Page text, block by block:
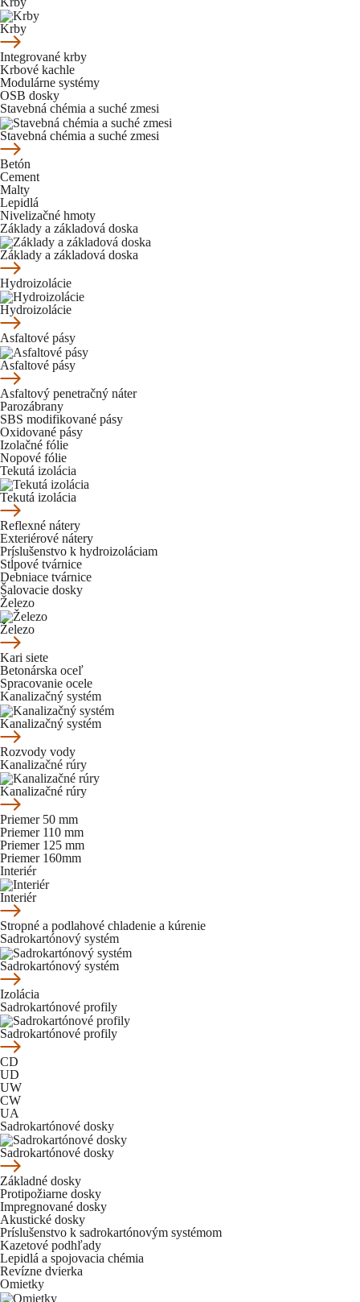
Krby
Integrované krby
Krbové kachle
Modulárne systémy
OSB dosky
Stavebná chémia a suché zmesi
Stavebná chémia a suché zmesi
Betón
Cement
Malty
Lepidlá
Nivelizačné hmoty
Základy a základová doska
Základy a základová doska
Hydroizolácie
Hydroizolácie
Asfaltové pásy
Asfaltové pásy
Asfaltový penetračný náter
Parozábrany
SBS modifikované pásy
Oxidované pásy
Izolačné fólie
Nopové fólie
Tekutá izolácia
Tekutá izolácia
Reflexné nátery
Exteriérové nátery
Príslušenstvo k hydroizoláciam
Stĺpové tvárnice
Debniace tvárnice
Šalovacie dosky
Železo
Železo
Kari siete
Betonárska oceľ
Spracovanie ocele
Kanalizačný systém
Kanalizačný systém
Rozvody vody
Kanalizačné rúry
Kanalizačné rúry
Priemer 50 mm
Priemer 110 mm
Priemer 125 mm
Priemer 160mm
Interiér
Interiér
Stropné a podlahové chladenie a kúrenie
Sadrokartónový systém
Sadrokartónový systém
Izolácia
Sadrokartónové profily
Sadrokartónové profily
CD
UD
UW
CW
UA
Sadrokartónové dosky
Sadrokartónové dosky
Základné dosky
Protipožiarne dosky
Impregnované dosky
Akustické dosky
Príslušenstvo k sadrokartónovým systémom
Kazetové podhľady
Lepidlá a spojovacia chémia
Revízne dvierka
Omietky